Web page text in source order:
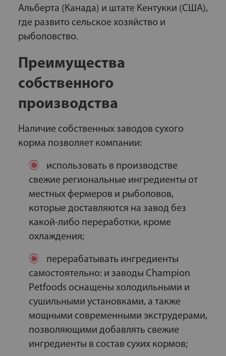
Альберта (Канада) и штате Кентукки (США),
где развито сельское хозяйство и
рыболовство.
Преимущества
собственного
производства
Наличие собственных заводов сухого
корма позволяет компании:
использовать в производстве
свежие региональные ингредиенты от
местных фермеров и рыболовов,
которые доставляются на завод без
какой-либо переработки, кроме
охлаждения;
перерабатывать ингредиенты
самостоятельно: и заводы Champion
Petfoods оснащены холодильными и
сушильными установками, а также
мощными современными экструдерами,
позволяющими добавлять свежие
ингредиенты в состав сухих кормов;